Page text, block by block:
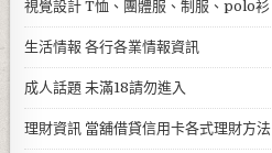
視覺設計 T恤、團體服、制服、polo衫
生活情報 各行各業情報資訊
成人話題 未滿18請勿進入
理財資訊 當舖借貸信用卡各式理財方法